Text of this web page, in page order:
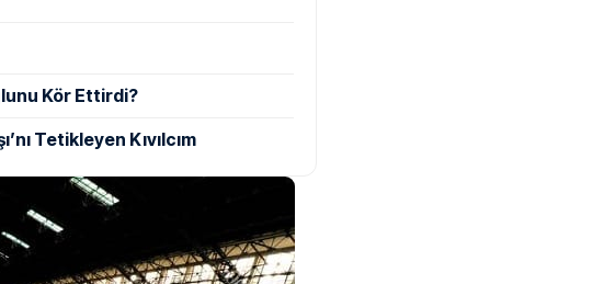
Kör Ettirdi?
Tetikleyen Kıvılcım